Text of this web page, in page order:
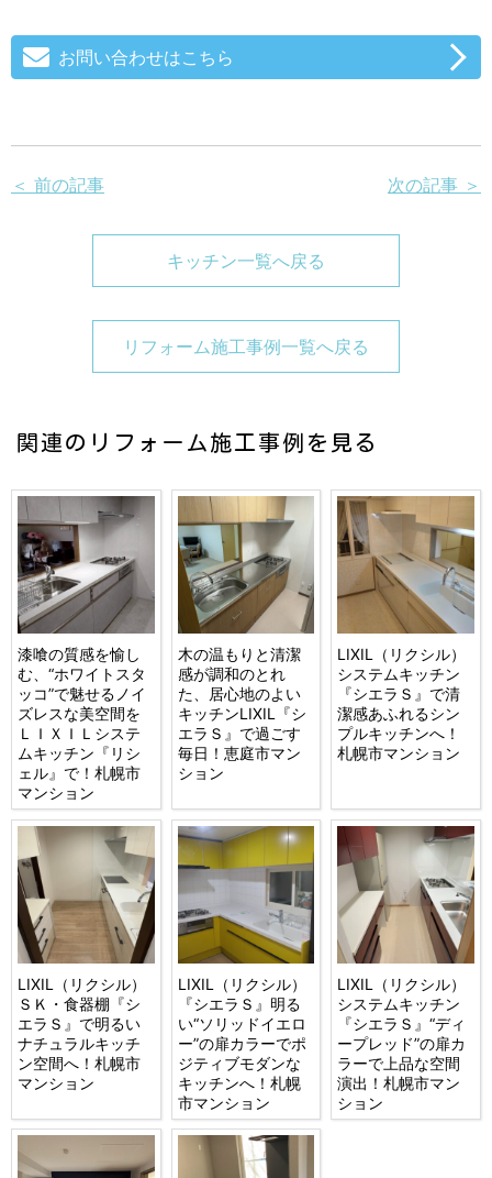
お問い合わせはこちら
＜ 前の記事 次の記事 ＞
キッチン一覧へ戻る
リフォーム施工事例一覧へ戻る
関連のリフォーム施工事例を見る
漆喰の質感を愉し
む、“ホワイトスタ
ッコ”で魅せるノイ
ズレスな美空間を
ＬＩＸＩＬシステ
ムキッチン『リシ
ェル』で！札幌市
マンション
木の温もりと清潔
感が調和のとれ
た、居心地のよい
キッチンLIXIL『シ
エラＳ』で過ごす
毎日！恵庭市マン
ション
LIXIL（リクシル）
システムキッチン
『シエラＳ』で清
潔感あふれるシン
プルキッチンへ！
札幌市マンション
LIXIL（リクシル）
ＳＫ・食器棚『シ
エラＳ』で明るい
ナチュラルキッチ
ン空間へ！札幌市
マンション
LIXIL（リクシル）
『シエラＳ』明る
い“ソリッドイエロ
ー”の扉カラーでポ
ジティブモダンな
キッチンへ！札幌
市マンション
LIXIL（リクシル）
システムキッチン
『シエラＳ』“ディ
ープレッド”の扉カ
ラーで上品な空間
演出！札幌市マン
ション